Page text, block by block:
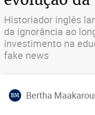
Historiador inglês
da ignorância ao
investimento na
fake news
BM Bertha